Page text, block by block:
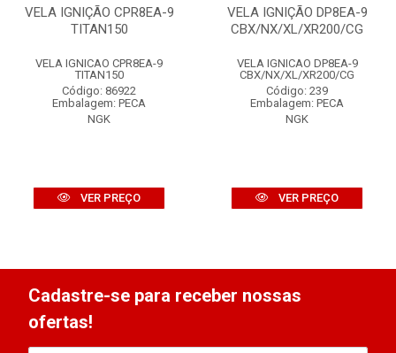
VELA IGNIÇÃO CPR8EA-9
TITAN150
VELA IGNICAO CPR8EA-9
TITAN150
Código: 86922
Embalagem: PECA
NGK
VER PREÇO
VELA IGNIÇÃO DP8EA-9
CBX/NX/XL/XR200/CG
VELA IGNICAO DP8EA-9
CBX/NX/XL/XR200/CG
Código: 239
Embalagem: PECA
NGK
VER PREÇO
Cadastre-se para receber nossas
ofertas!